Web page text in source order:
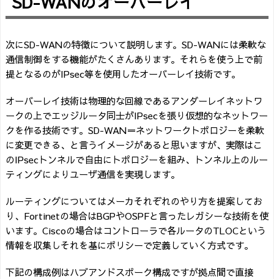
次にSD-WANの特徴について説明します。SD-WANには柔軟な
通信制御をする機能がたくさんあります。それらを使う上で前
提となるのがIPsec等を使用したオーバーレイ技術です。
オーバーレイ技術は物理的な回線であるアンダーレイネットワ
ークの上でエッジルータ同士がIPsecを張り仮想的なネットワー
クを作る技術です。SD-WAN＝ネットワークトポロジーを柔軟
に変更できる、と言うイメージがあると思いますが、実際はこ
のIPsecトンネルで自由にトポロジーを組み、トンネル上のルー
ティングによりユーザ通信を実現します。
ルーティングについてはメーカそれぞれのやり方を提案してお
り、Fortinetの場合はBGPやOSPFと言ったレガシーな技術を使
います。Ciscoの場合はコントローラで各ルータのTLOCという
情報を収集しそれを基にポリシーで定義していく方式です。
下記の構成例はハブアンドスポーク構成ですが拠点間で直接